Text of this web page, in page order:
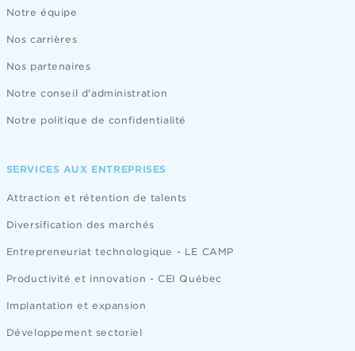
Notre équipe
Nos carrières
Nos partenaires
Notre conseil d'administration
Notre politique de confidentialité
SERVICES AUX ENTREPRISES
Attraction et rétention de talents
Diversification des marchés
Entrepreneuriat technologique - LE CAMP
Productivité et innovation - CEI Québec
Implantation et expansion
Développement sectoriel